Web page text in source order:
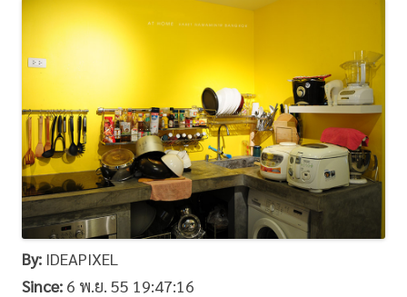
By: IDEAPIXEL
Since: 6 พ.ย. 55 19:47:16